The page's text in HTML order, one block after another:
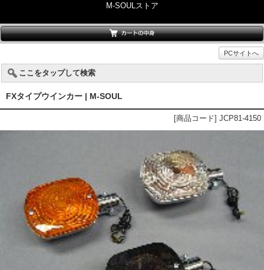
M-SOULストア
PCサイトへ
ここをタップして検索
FXタイプウインカー | M-SOUL
[商品コード] JCP81-4150